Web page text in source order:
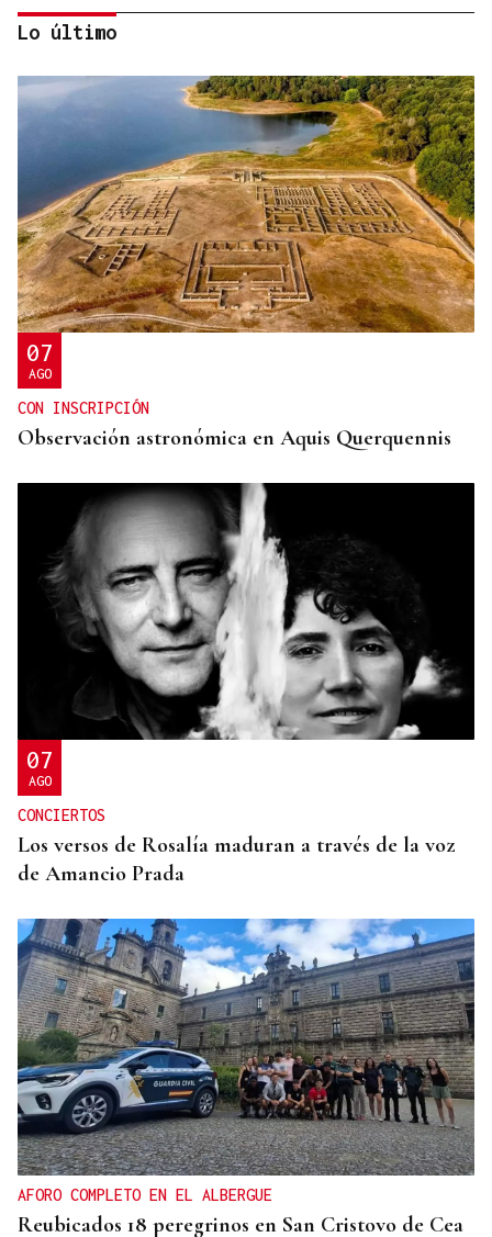
CONTROL DE POBOACIÓN
A Limia, “zona cero” para o censo das aves galegas
Lo último
07
AGO
CON INSCRIPCIÓN
Observación astronómica en Aquis Querquennis
07
AGO
CONCIERTOS
Los versos de Rosalía maduran a través de la voz
de Amancio Prada
AFORO COMPLETO EN EL ALBERGUE
Reubicados 18 peregrinos en San Cristovo de Cea